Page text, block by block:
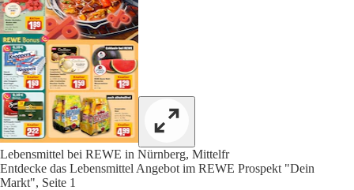
Lebensmittel bei REWE in Nürnberg, Mittelfr
Entdecke das Lebensmittel Angebot im REWE Prospekt "Dein
Markt", Seite 1